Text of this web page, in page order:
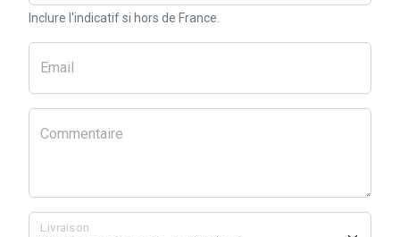
Inclure l'indicatif si hors de France.
Email
Commentaire
Livraison